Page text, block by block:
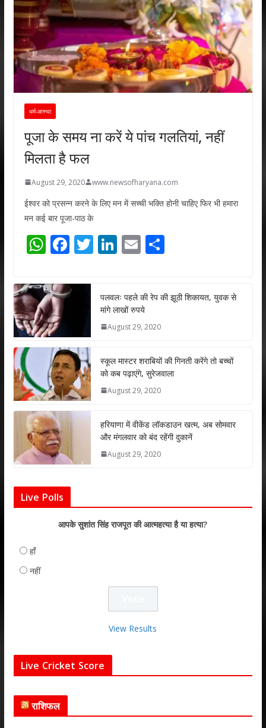
धर्म-आस्था
पूजा के समय ना करें ये पांच गलतियां, नहीं
मिलता है फल
August 29, 2020 www.newsofharyana.com
ईश्वर को प्रसन्न करने के लिए मन में सच्ची भक्ति होनी चाहिए फिर भी हमारा
मन कई बार पूजा-पाठ के
W
at
s
A
p
p
F
e
b
o
k
T
er
Li
e
dI
n
E
l
S
e
पलवलः पहले की रेप की झूठी शिकायत, युवक से
मांगे लाखों रुपये
August 29, 2020
स्कूल मास्टर शराबियों की गिनती करेंगे तो बच्चों
को कब पढ़ाएंगे, सुरेजवाला
August 29, 2020
हरियाणा में वीकेंड लॉकडाउन खत्म, अब सोमवार
और मंगलवार को बंद रहेंगी दुकानें
August 29, 2020
Live Polls
आपके सुशांत सिंह राजपूत की आत्महत्या है या हत्या?
हाँ
नहीं
View Results
Live Cricket Score
राशिफल